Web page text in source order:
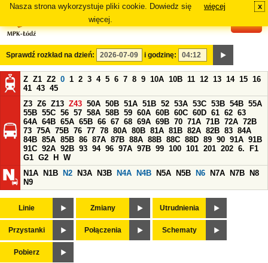
Nasza strona wykorzystuje pliki cookie. Dowiedz się
więcej.
więcej x
Sprawdź rozkład na dzień: i godzinę:
Z Z1 Z2 0 1 2 3 4 5 6 7 8 9 10A 10B 11 12 13 14 15 16
41 43 45
Z3 Z6 Z13 Z43 50A 50B 51A 51B 52 53A 53C 53B 54B 55A
55B 55C 56 57 58A 58B 59 60A 60B 60C 60D 61 62 63
64A 64B 65A 65B 66 67 68 69A 69B 70 71A 71B 72A 72B
73 75A 75B 76 77 78 80A 80B 81A 81B 82A 82B 83 84A
84B 85A 85B 86 87A 87B 88A 88B 88C 88D 89 90 91A 91B
91C 92A 92B 93 94 96 97A 97B 99 100 101 201 202 6.
F1
G1 G2 H
W
N1A
N1B N2 N3A N3B N4A N4B N5A N5B N6 N7A N7B
N8
N9
Linie Zmiany Utrudnienia
Przystanki Połączenia Schematy
Pobierz